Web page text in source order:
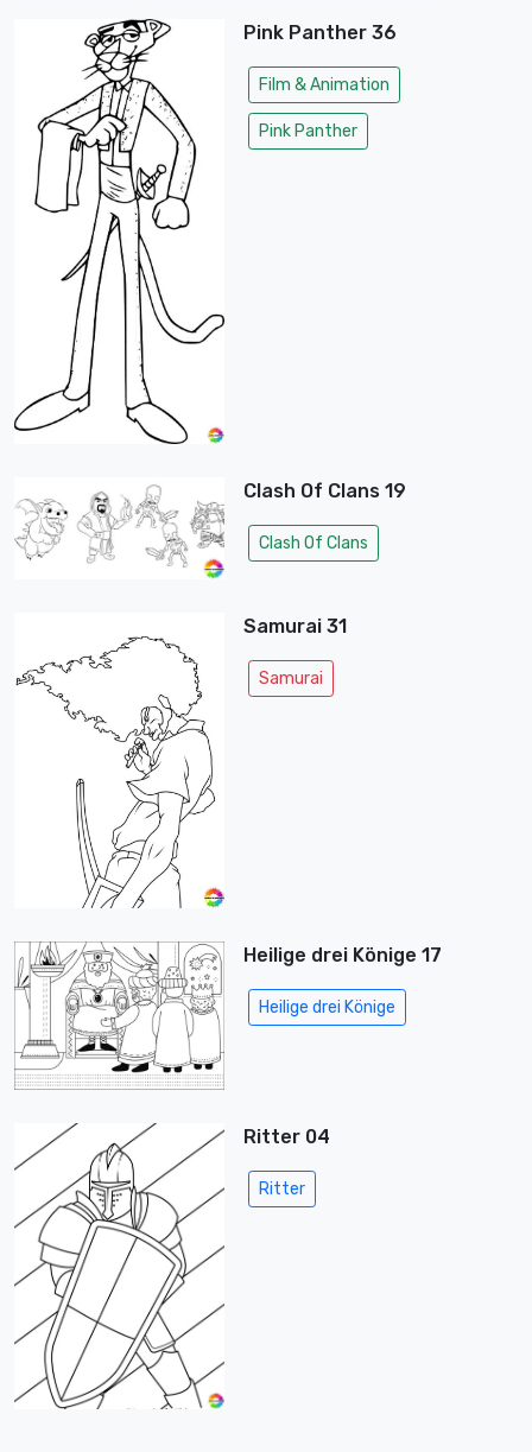
Pink Panther 36
Film & Animation
Pink Panther
Clash Of Clans 19
Clash Of Clans
Samurai 31
Samurai
Heilige drei Könige 17
Heilige drei Könige
Ritter 04
Ritter